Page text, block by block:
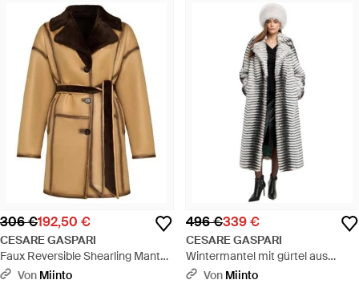
306 €192,50 €
CESARE GASPARI
Faux Reversible Shearling Mantel
Mit Gürtel - Braun
Von Miinto
496 €339 €
CESARE GASPARI
Wintermantel mit gürtel aus
kunstpelz - Grau
Von Miinto